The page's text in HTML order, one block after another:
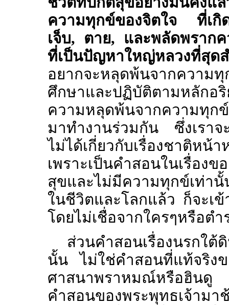
ความทุกข์ของจิตใจ ที่เกิ
เจ็บ, ตาย, และพลัดพราก
ที่เป็นปัญหาใหญ่หลวงที่สุด
อยากจะหลุดพ้นจากความ
ศึกษาและปฏิบัติตามหลัก
ความหลุดพ้นจากความทุก
มาทำงานร่วมกัน ซึ่งเราจ
ไม่ได้เกี่ยวกับเรื่องชาติหน้า
เพราะเป็นคำสอนในเรื่อง
สุขและไม่มีความทุกข์เท่า
ในชีวิตและโลกแล้ว ก็จะเข้
โดยไม่เชื่อจากใครๆหรือตำ
ส่วนคำสอนเรื่องนรกใ
นั้น ไม่ใช่คำสอนที่แท้จริง
ศาสนาพราหมณ์หรือฮินดู
คำสอนของพระพุทธเจ้าม